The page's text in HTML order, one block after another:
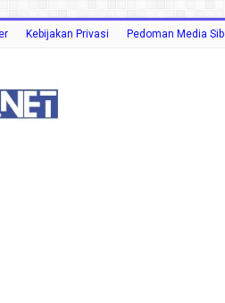
Kebijakan Privasi Pedoman Media